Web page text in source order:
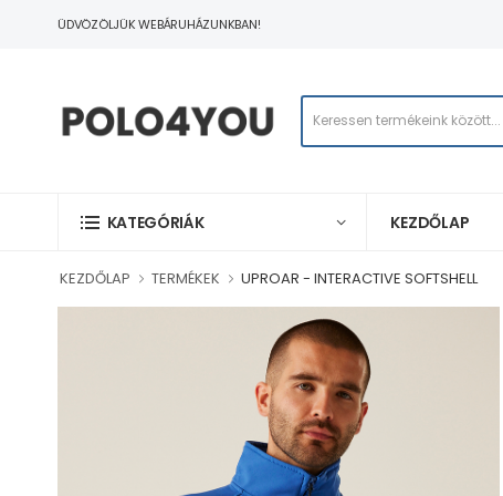
ÜDVÖZÖLJÜK WEBÁRUHÁZUNKBAN!
KATEGÓRIÁK KEZDŐLAP
KEZDŐLAP TERMÉKEK UPROAR - INTERACTIVE SOFTSHELL